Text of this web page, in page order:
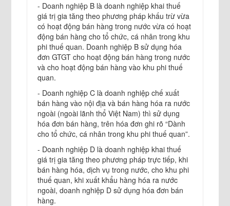
- Doanh nghiệp B là doanh nghiệp khai thuế
giá trị gia tăng theo phương pháp khấu trừ vừa
có hoạt động bán hàng trong nước vừa có hoạt
động bán hàng cho tổ chức, cá nhân trong khu
phi thuế quan. Doanh nghiệp B sử dụng hóa
đơn GTGT cho hoạt động bán hàng trong nước
và cho hoạt động bán hàng vào khu phi thuế
quan.
- Doanh nghiệp C là doanh nghiệp chế xuất
bán hàng vào nội địa và bán hàng hóa ra nước
ngoài (ngoài lãnh thổ Việt Nam) thì sử dụng
hóa đơn bán hàng, trên hóa đơn ghi rõ “Dành
cho tổ chức, cá nhân trong khu phi thuế quan”.
- Doanh nghiệp D là doanh nghiệp khai thuế
giá trị gia tăng theo phương pháp trực tiếp, khi
bán hàng hóa, dịch vụ trong nước, cho khu phi
thuế quan, khi xuất khẩu hàng hóa ra nước
ngoài, doanh nghiệp D sử dụng hóa đơn bán
hàng.